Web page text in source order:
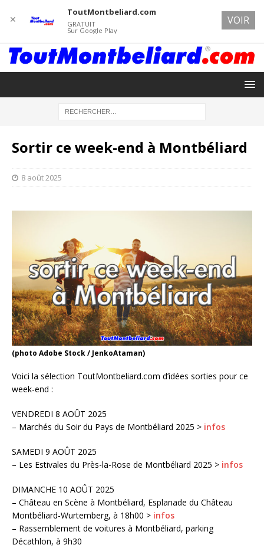
Sortir ce week-end à Montbéliard
8 août 2025
(photo Adobe Stock / JenkoAtaman)
Voici la sélection ToutMontbeliard.com d’idées sorties pour ce
week-end :
VENDREDI 8 AOÛT 2025
– Marchés du Soir du Pays de Montbéliard 2025 > infos
SAMEDI 9 AOÛT 2025
– Les Estivales du Près-la-Rose de Montbéliard 2025 > infos
DIMANCHE 10 AOÛT 2025
– Château en Scène à Montbéliard, Esplanade du Château
Montbéliard-Wurtemberg, à 18h00 > infos
– Rassemblement de voitures à Montbéliard, parking
Décathlon, à 9h30
✕
ToutMontbeliard.com
GRATUIT
Sur Google Play
VOIR